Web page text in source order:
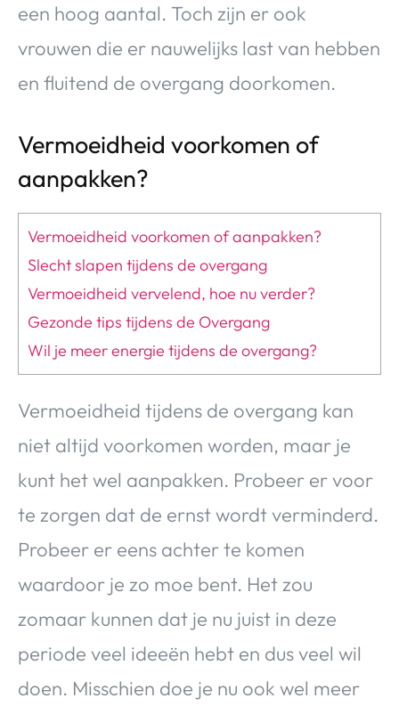
een hoog aantal. Toch zijn er ook
vrouwen die er nauwelijks last van hebben
en fluitend de overgang doorkomen.
Vermoeidheid voorkomen of
aanpakken?
Vermoeidheid voorkomen of aanpakken?
Slecht slapen tijdens de overgang
Vermoeidheid vervelend, hoe nu verder?
Gezonde tips tijdens de Overgang
Wil je meer energie tijdens de overgang?
Vermoeidheid tijdens de overgang kan
niet altijd voorkomen worden, maar je
kunt het wel aanpakken. Probeer er voor
te zorgen dat de ernst wordt verminderd.
Probeer er eens achter te komen
waardoor je zo moe bent. Het zou
zomaar kunnen dat je nu juist in deze
periode veel ideeën hebt en dus veel wil
doen. Misschien doe je nu ook wel meer